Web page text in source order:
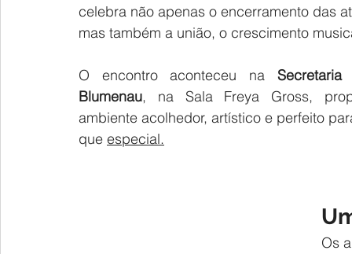
celebra não apenas o encerramento das
mas também a união, o crescimento
O encontro aconteceu na
Blumenau, na Sala Freya Gross,
ambiente acolhedor, artístico e perfeito
que especial.
Os